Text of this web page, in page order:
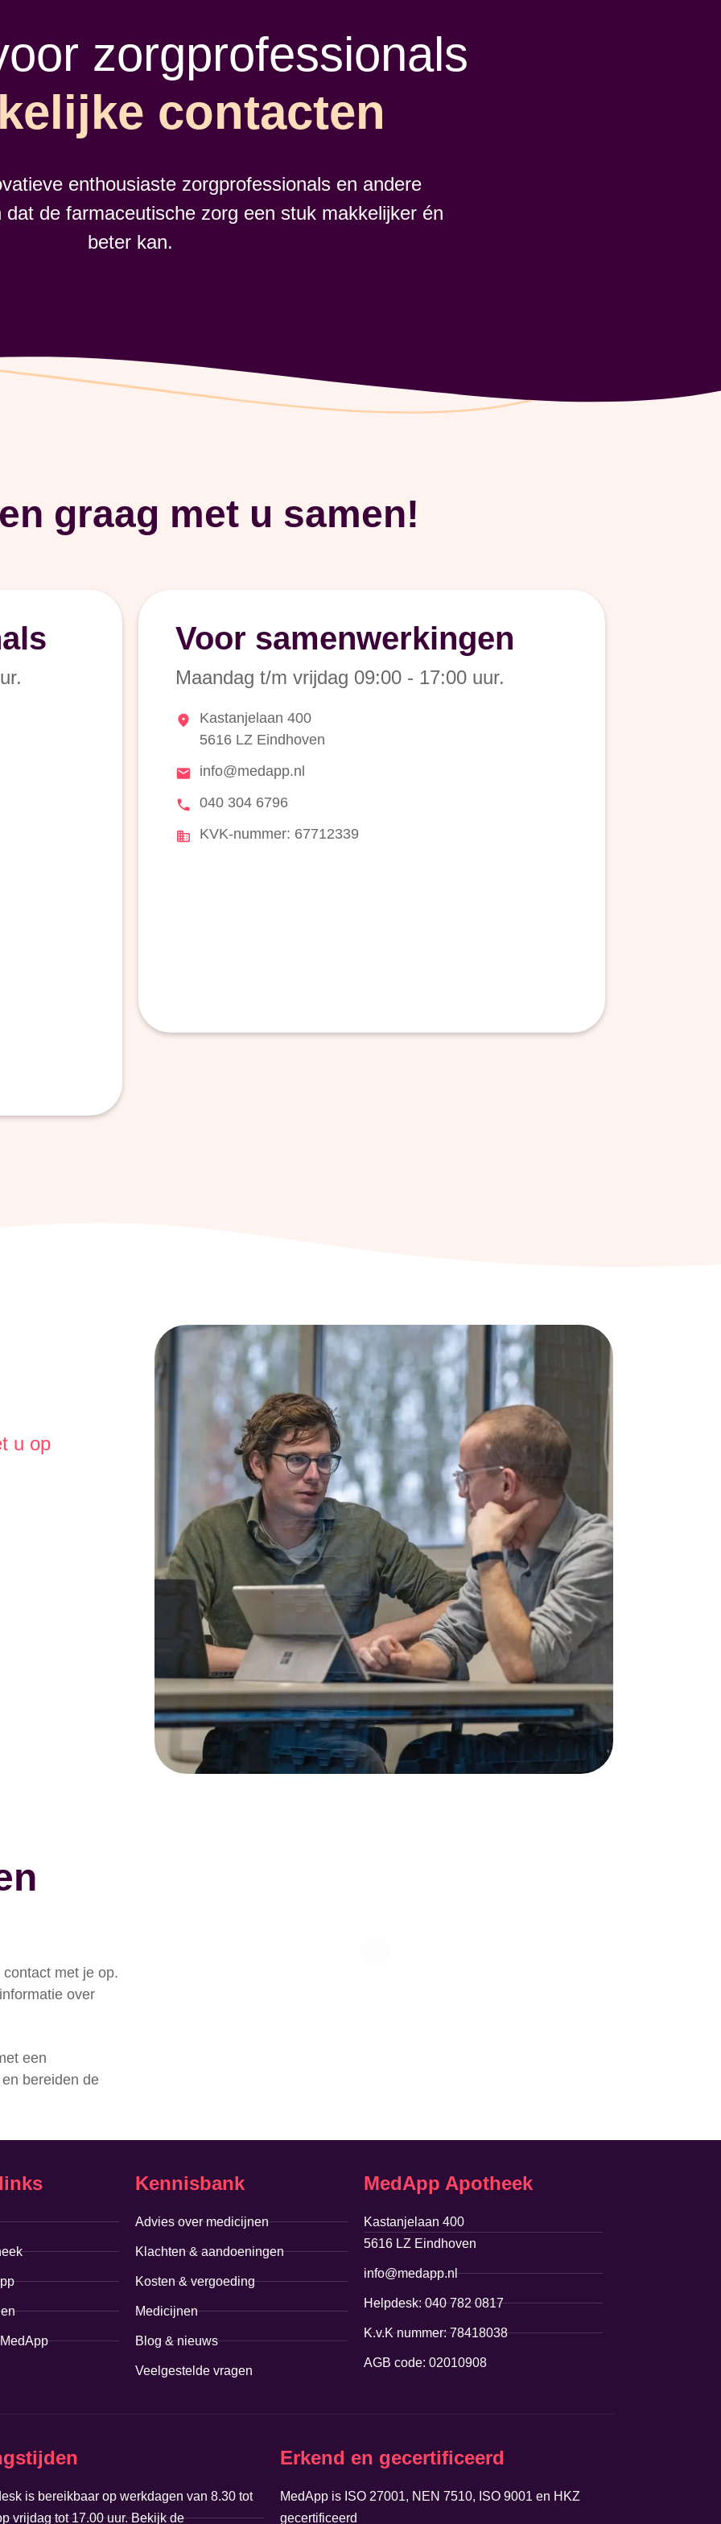
zorgprofessionals
contacten
enthousiaste zorgprofessionals en andere
dat de farmaceutische zorg een stuk makkelijker én
beter kan.
graag met u samen!
Voor samenwerkingen
Maandag t/m vrijdag 09:00 - 17:00 uur.
Kastanjelaan 400
5616 LZ Eindhoven
info@medapp.nl
040 304 6796
KVK-nummer: 67712339
u op
met je op.
over
een
bereiden de
Kennisbank
Advies over medicijnen
Klachten & aandoeningen
Kosten & vergoeding
Medicijnen
Blog & nieuws
Veelgestelde vragen
MedApp Apotheek
Kastanjelaan 400
5616 LZ Eindhoven
info@medapp.nl
Helpdesk: 040 782 0817
K.v.K nummer: 78418038
AGB code: 02010908
is bereikbaar op werkdagen van 8.30 tot
vrijdag tot 17.00 uur. Bekijk de
Erkend en gecertificeerd
MedApp is ISO 27001, NEN 7510, ISO 9001 en HKZ
gecertificeerd